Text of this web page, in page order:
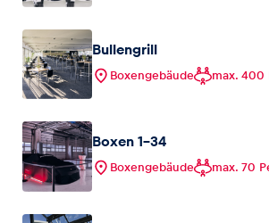
Bullengrill
Boxengebäude max. 400
Boxen 1-34
Boxengebäude max. 70